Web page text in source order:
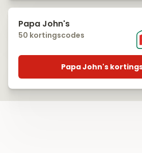
Papa John's
50 kortingscodes
Papa John's